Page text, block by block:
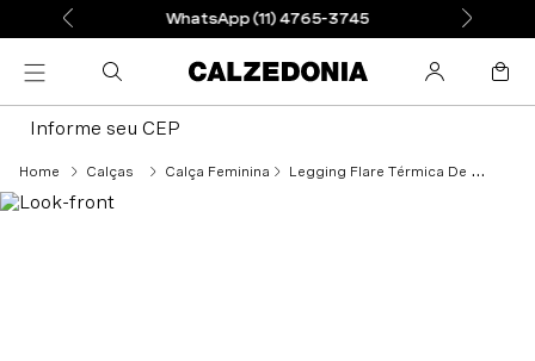
WhatsApp (11) 4765-3745
Informe seu CEP
Calças Calça Feminina Legging Flare Térmica De Efeito Couro - Preto